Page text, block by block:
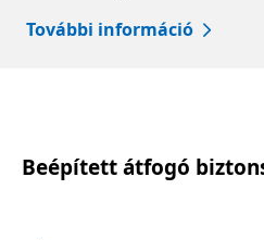
További információ
Beépített átfogó